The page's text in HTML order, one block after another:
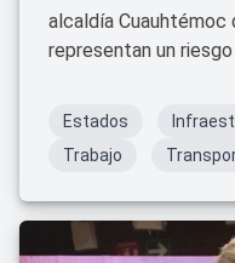
alcaldía Cuauhtémoc
representan un
Estados
Trabajo